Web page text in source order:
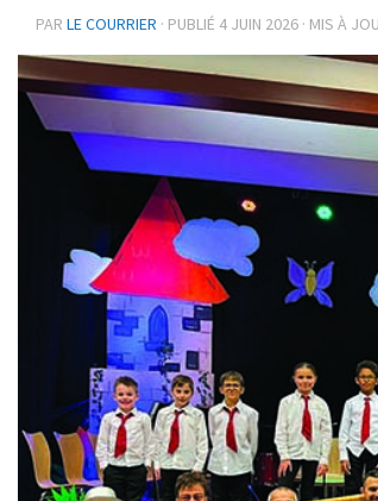
PAR LE COURRIER · PUBLIÉ 4 JUIN 2026 · MIS À